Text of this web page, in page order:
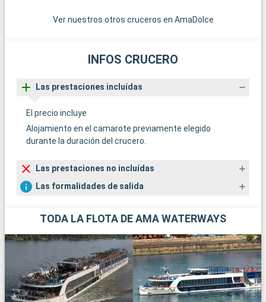
Ver nuestros otros cruceros en AmaDolce
INFOS CRUCERO
Las prestaciones incluídas
El precio incluye
Alojamiento en el camarote previamente elegido
durante la duración del crucero.
Las prestaciones no incluídas
Las formalidades de salida
TODA LA FLOTA DE AMA WATERWAYS